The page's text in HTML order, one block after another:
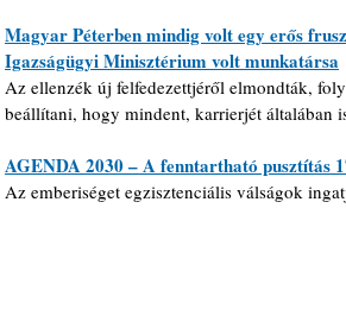
Magyar Péterben mindig volt egy erős
Igazságügyi Minisztérium volt munkatársa
Az ellenzék új felfedezettjéről elmondták,
beállítani, hogy mindent, karrierjét általában
AGENDA 2030 – A fenntartható pusztítás
Az emberiséget egzisztenciális válságok